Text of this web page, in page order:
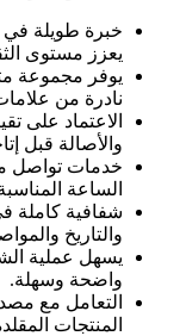
خبرة طويلة في
يعزز مستوى
يوفر مجموعة
نادرة من
الاعتماد على
والأصالة قبل
خدمات تواصل
الساعة
شفافية كاملة
والتاريخ
يسهل عملية
واضحة وسهلة.
التعامل مع
المنتجات